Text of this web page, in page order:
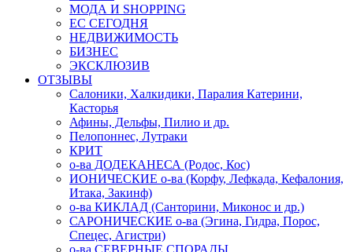
МОДА И SHOPPING
ЕС СЕГОДНЯ
НЕДВИЖИМОСТЬ
БИЗНЕС
ЭКСКЛЮЗИВ
ОТЗЫВЫ
Салоники, Халкидики, Паралия Катерини,
Касторья
Афины, Дельфы, Пилио и др.
Пелопоннес, Лутраки
КРИТ
о-ва ДОДЕКАНЕСА (Родос, Кос)
ИОНИЧЕСКИЕ о-ва (Корфу, Лефкада, Кефалония,
Итака, Закинф)
о-ва КИКЛАД (Санторини, Миконос и др.)
САРОНИЧЕСКИЕ о-ва (Эгина, Гидра, Порос,
Спецес, Агистри)
о-ва СЕВЕРНЫЕ СПОРАДЫ